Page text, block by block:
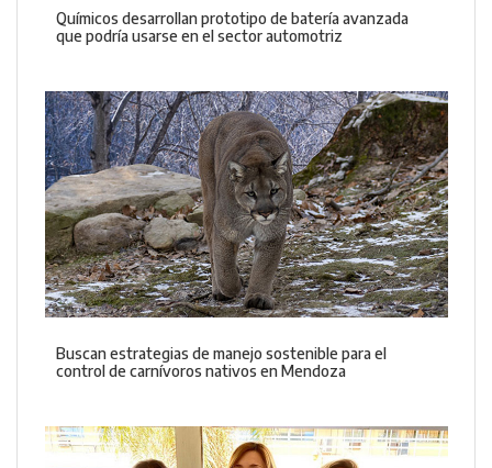
Químicos desarrollan prototipo de batería avanzada
que podría usarse en el sector automotriz
Buscan estrategias de manejo sostenible para el
control de carnívoros nativos en Mendoza